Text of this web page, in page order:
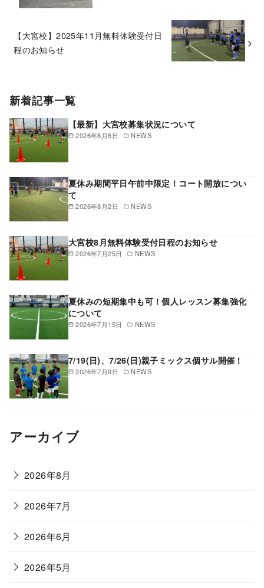
【大宮校】2025年11月無料体験受付日
程のお知らせ
新着記事一覧
2026年8月6日 NEWS
【最新】大宮校募集状況について
2026年8月2日 NEWS
夏休み期間平日午前中限定！コート開放につい
て
2026年7月25日 NEWS
大宮校8月無料体験受付日程のお知らせ
2026年7月15日 NEWS
夏休みの短期集中も可！個人レッスン募集強化
について
2026年7月9日 NEWS
7/19(日)、7/26(日)親子ミックス個サル開催！
アーカイブ
2026年8月
2026年7月
2026年6月
2026年5月